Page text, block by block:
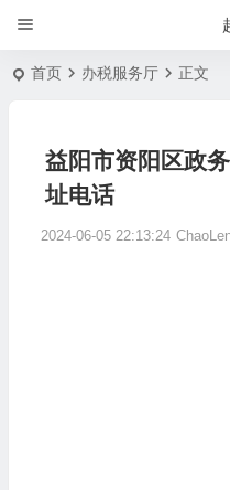
首页 办税服务厅 正文
益阳市资阳区政
址电话
2024-06-05 22:13:24